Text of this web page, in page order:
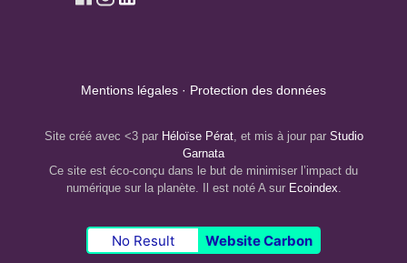
Mentions légales · Protection des données
Site créé avec <3 par Héloïse Pérat, et mis à jour par Studio
Garnata
Ce site est éco-conçu dans le but de minimiser l’impact du
numérique sur la planète. Il est noté A sur Ecoindex.
No Result Website Carbon